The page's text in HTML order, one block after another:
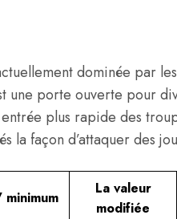
dominée par
porte ouverte pour
plus rapide des
la façon d’attaquer des
minimum
La valeur
modifiée